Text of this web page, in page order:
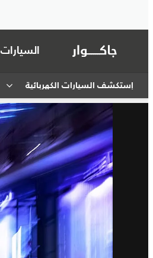
السيارات
إستكشف السيارات الكهربائية